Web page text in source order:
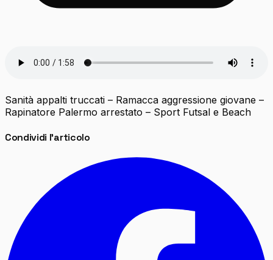
Sanità appalti truccati – Ramacca aggressione giovane –
Rapinatore Palermo arrestato – Sport Futsal e Beach
Condividi l'articolo